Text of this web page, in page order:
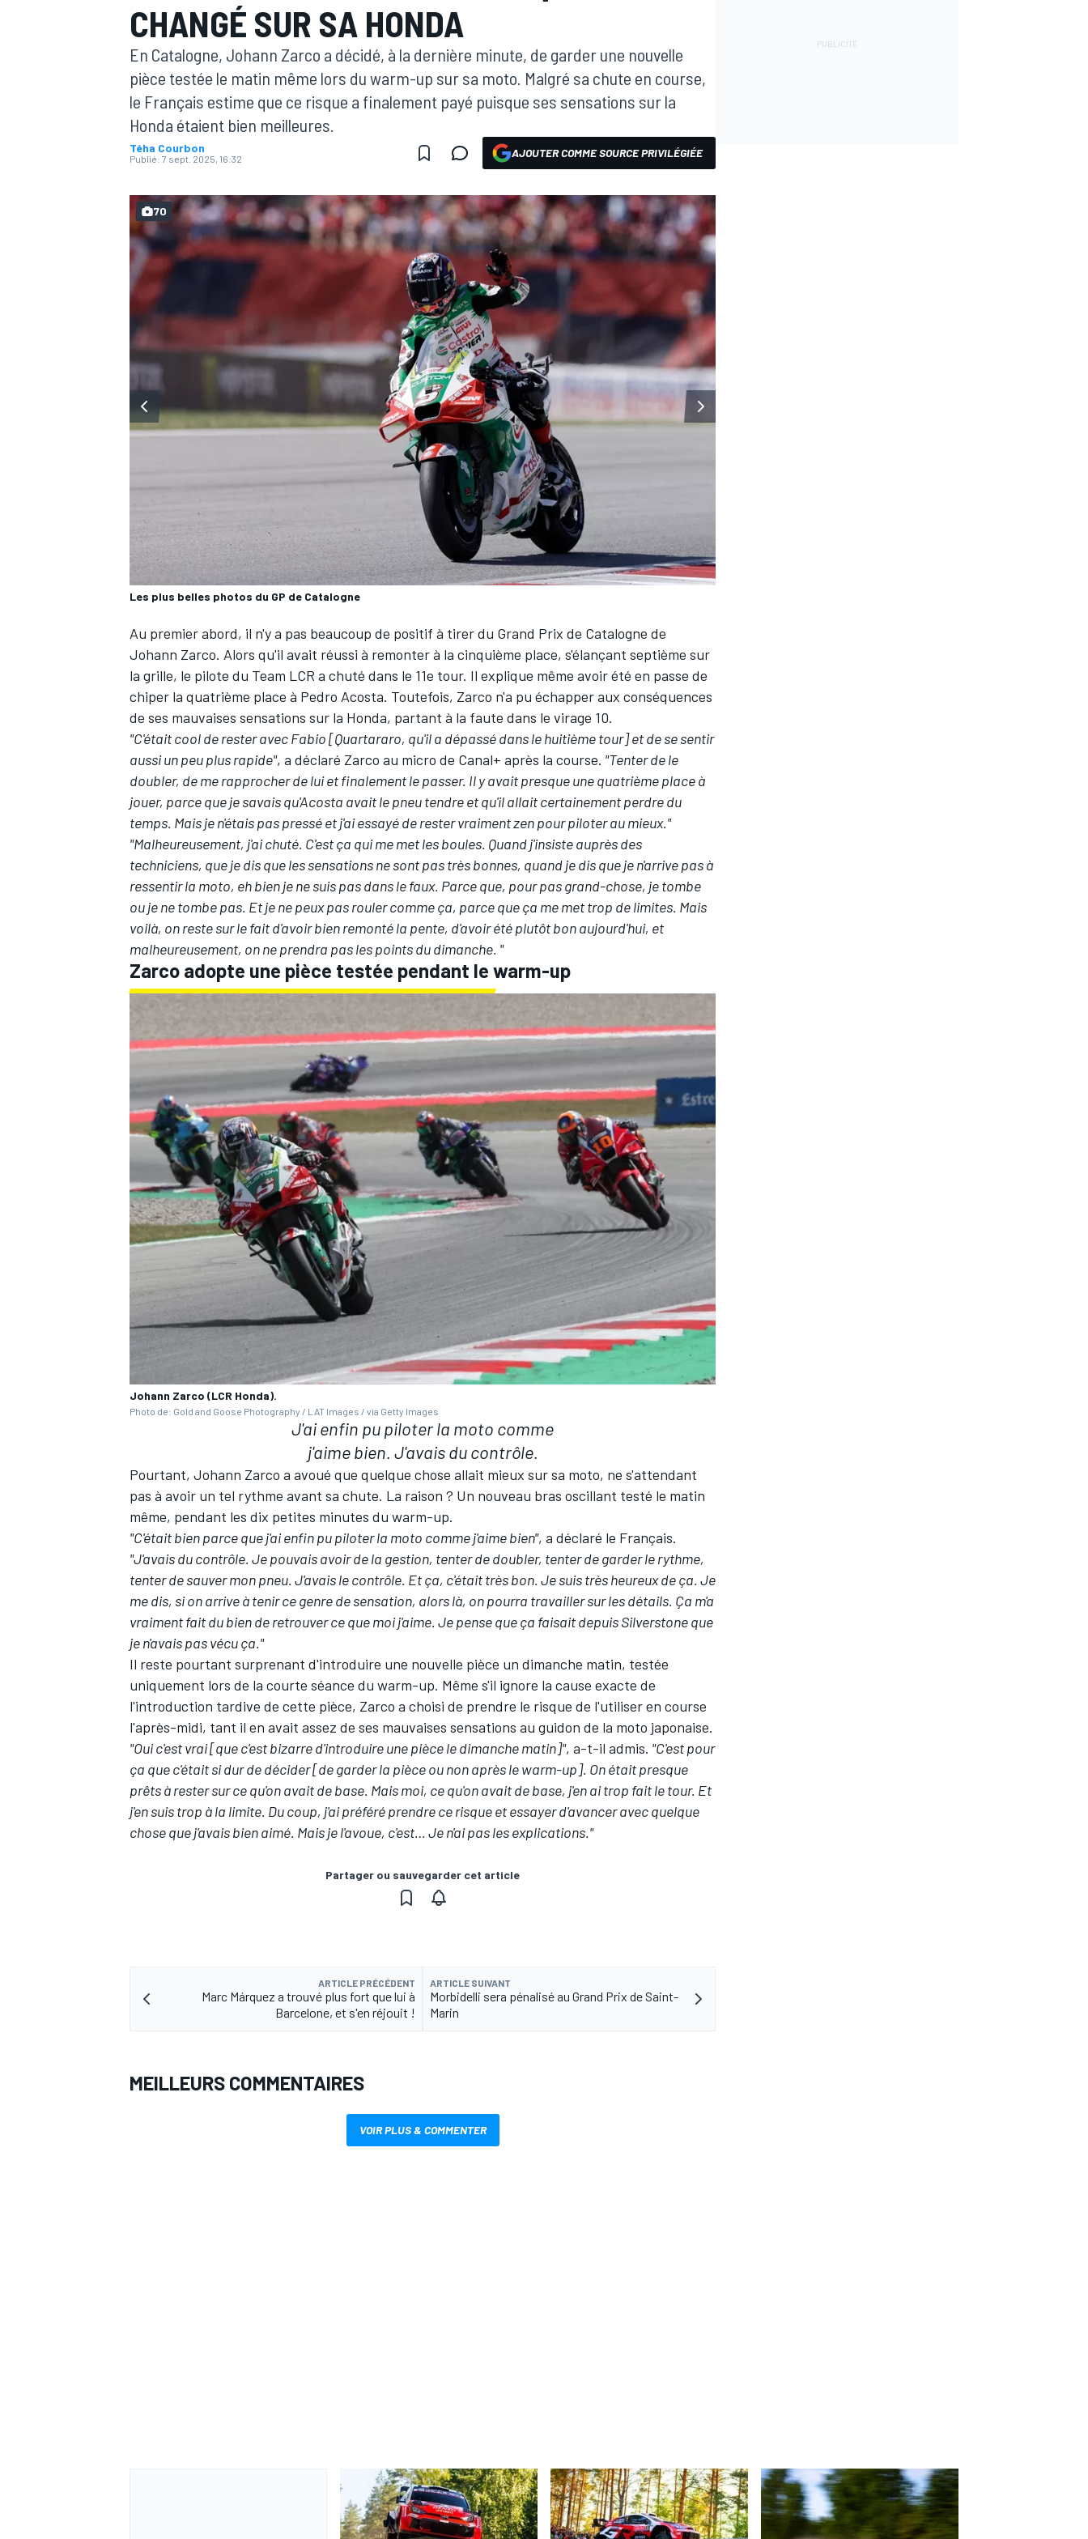
MOTOGP
WRC
WEC
AUTRES CHAMPIONNATS
CHANGÉ SUR SA HONDA
En Catalogne, Johann Zarco a décidé, à la dernière minute, de garder une nouvelle
pièce testée le matin même lors du warm-up sur sa moto. Malgré sa chute en course,
le Français estime que ce risque a finalement payé puisque ses sensations sur la
Honda étaient bien meilleures.
Téha Courbon
Publié: 7 sept. 2025, 16:32 AJOUTER COMME SOURCE PRIVILÉGIÉE
Les plus belles photos du GP de Catalogne
70
Au premier abord, il n'y a pas beaucoup de positif à tirer du Grand Prix de Catalogne de
Johann Zarco. Alors qu'il avait réussi à remonter à la cinquième place, s'élançant septième sur
la grille, le pilote du Team LCR a chuté dans le 11e tour. Il explique même avoir été en passe de
chiper la quatrième place à Pedro Acosta. Toutefois, Zarco n'a pu échapper aux conséquences
de ses mauvaises sensations sur la Honda, partant à la faute dans le virage 10.
"C'était cool de rester avec Fabio [Quartararo, qu'il a dépassé dans le huitième tour] et de se sentir
aussi un peu plus rapide", a déclaré Zarco au micro de Canal+ après la course. "Tenter de le
doubler, de me rapprocher de lui et finalement le passer. Il y avait presque une quatrième place à
jouer, parce que je savais qu'Acosta avait le pneu tendre et qu'il allait certainement perdre du
temps. Mais je n'étais pas pressé et j'ai essayé de rester vraiment zen pour piloter au mieux."
"Malheureusement, j'ai chuté. C'est ça qui me met les boules. Quand j'insiste auprès des
techniciens, que je dis que les sensations ne sont pas très bonnes, quand je dis que je n'arrive pas à
ressentir la moto, eh bien je ne suis pas dans le faux. Parce que, pour pas grand-chose, je tombe
ou je ne tombe pas. Et je ne peux pas rouler comme ça, parce que ça me met trop de limites. Mais
voilà, on reste sur le fait d'avoir bien remonté la pente, d'avoir été plutôt bon aujourd'hui, et
malheureusement, on ne prendra pas les points du dimanche. "
Zarco adopte une pièce testée pendant le warm-up
Johann Zarco (LCR Honda).
Photo de: Gold and Goose Photography / LAT Images / via Getty Images
J'ai enfin pu piloter la moto comme
j'aime bien. J'avais du contrôle.
Pourtant, Johann Zarco a avoué que quelque chose allait mieux sur sa moto, ne s'attendant
pas à avoir un tel rythme avant sa chute. La raison ? Un nouveau bras oscillant testé le matin
même, pendant les dix petites minutes du warm-up.
"C'était bien parce que j'ai enfin pu piloter la moto comme j'aime bien", a déclaré le Français.
"J'avais du contrôle. Je pouvais avoir de la gestion, tenter de doubler, tenter de garder le rythme,
tenter de sauver mon pneu. J'avais le contrôle. Et ça, c'était très bon. Je suis très heureux de ça. Je
me dis, si on arrive à tenir ce genre de sensation, alors là, on pourra travailler sur les détails. Ça m'a
vraiment fait du bien de retrouver ce que moi j'aime. Je pense que ça faisait depuis Silverstone que
je n'avais pas vécu ça."
Il reste pourtant surprenant d'introduire une nouvelle pièce un dimanche matin, testée
uniquement lors de la courte séance du warm-up. Même s'il ignore la cause exacte de
l'introduction tardive de cette pièce, Zarco a choisi de prendre le risque de l'utiliser en course
l'après-midi, tant il en avait assez de ses mauvaises sensations au guidon de la moto japonaise.
"Oui c'est vrai [que c'est bizarre d'introduire une pièce le dimanche matin]", a-t-il admis. "C'est pour
ça que c'était si dur de décider [de garder la pièce ou non après le warm-up]. On était presque
prêts à rester sur ce qu'on avait de base. Mais moi, ce qu'on avait de base, j'en ai trop fait le tour. Et
j'en suis trop à la limite. Du coup, j'ai préféré prendre ce risque et essayer d'avancer avec quelque
chose que j'avais bien aimé. Mais je l'avoue, c'est… Je n'ai pas les explications."
Partager ou sauvegarder cet article
ARTICLE PRÉCÉDENT
Marc Márquez a trouvé plus fort que lui à
Barcelone, et s'en réjouit !
ARTICLE SUIVANT
Morbidelli sera pénalisé au Grand Prix de Saint-
Marin
MEILLEURS COMMENTAIRES
VOIR PLUS & COMMENTER